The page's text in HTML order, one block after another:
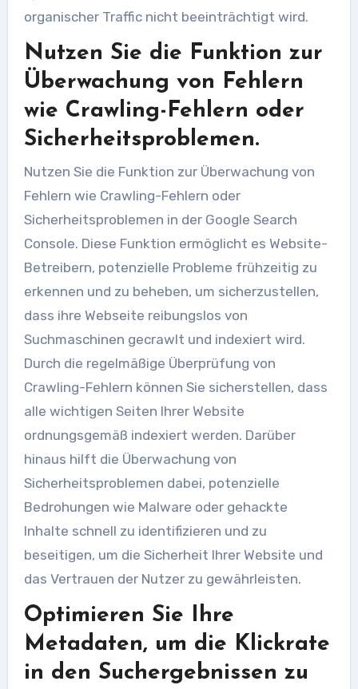
organischer Traffic nicht beeinträchtigt wird.
Nutzen Sie die Funktion zur
Überwachung von Fehlern
wie Crawling-Fehlern oder
Sicherheitsproblemen.
Nutzen Sie die Funktion zur Überwachung von
Fehlern wie Crawling-Fehlern oder
Sicherheitsproblemen in der Google Search
Console. Diese Funktion ermöglicht es Website-
Betreibern, potenzielle Probleme frühzeitig zu
erkennen und zu beheben, um sicherzustellen,
dass ihre Webseite reibungslos von
Suchmaschinen gecrawlt und indexiert wird.
Durch die regelmäßige Überprüfung von
Crawling-Fehlern können Sie sicherstellen, dass
alle wichtigen Seiten Ihrer Website
ordnungsgemäß indexiert werden. Darüber
hinaus hilft die Überwachung von
Sicherheitsproblemen dabei, potenzielle
Bedrohungen wie Malware oder gehackte
Inhalte schnell zu identifizieren und zu
beseitigen, um die Sicherheit Ihrer Website und
das Vertrauen der Nutzer zu gewährleisten.
Optimieren Sie Ihre
Metadaten, um die Klickrate
in den Suchergebnissen zu